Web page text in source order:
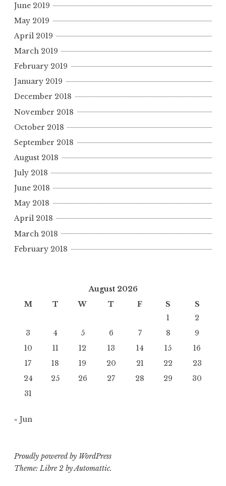
June 2019
May 2019
April 2019
March 2019
February 2019
January 2019
December 2018
November 2018
October 2018
September 2018
August 2018
July 2018
June 2018
May 2018
April 2018
March 2018
February 2018
August 2026
M
T W T F S
S
1
2
3
4 5 6 7 8
9
10
11 12 13 14 15
16
17
18 19 20 21 22
23
24
25 26 27 28 29
30
31
« Jun
Proudly powered by WordPress
Theme: Libre 2 byAutomattic.